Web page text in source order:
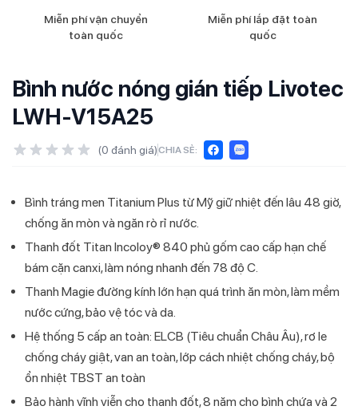
Miễn phí vận chuyển
toàn quốc
Miễn phí lắp đặt toàn
quốc
Bình nước nóng gián tiếp Livotec
LWH-V15A25
(0 đánh giá)CHIA SẺ:
Bình tráng men Titanium Plus từ Mỹ giữ nhiệt đến lâu 48 giờ,
chống ăn mòn và ngăn rò rỉ nước.
Thanh đốt Titan Incoloy® 840 phủ gốm cao cấp hạn chế
bám cặn canxi, làm nóng nhanh đến 78 độ C.
Thanh Magie đường kính lớn hạn quá trình ăn mòn, làm mềm
nước cứng, bảo vệ tóc và da.
Hệ thống 5 cấp an toàn: ELCB (Tiêu chuẩn Châu Âu), rơ le
chống cháy giật, van an toàn, lớp cách nhiệt chống cháy, bộ
ổn nhiệt TBST an toàn
Bảo hành vĩnh viễn cho thanh đốt, 8 năm cho bình chứa và 2